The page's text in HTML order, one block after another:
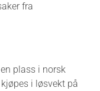
fra
plass i norsk
i løsvekt på